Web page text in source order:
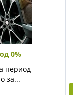
0%
период
за...